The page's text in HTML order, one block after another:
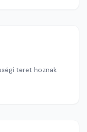
teret hoznak